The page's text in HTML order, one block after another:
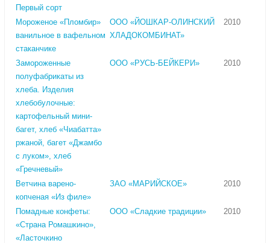
Первый сорт
Мороженое «Пломбир»
ванильное в вафельном
стаканчике
ООО «ЙОШКАР-ОЛИНСКИЙ
ХЛАДОКОМБИНАТ»
2010
Замороженные
полуфабрикаты из
хлеба. Изделия
хлебобулочные:
картофельный мини-
багет, хлеб «Чиабатта»
ржаной, багет «Джамбо
с луком», хлеб
«Гречневый»
ООО «РУСЬ-БЕЙКЕРИ» 2010
Ветчина варено-
копченая «Из филе»
ЗАО «МАРИЙСКОЕ» 2010
Помадные конфеты:
«Страна Ромашкино»,
«Ласточкино
ООО «Сладкие традиции» 2010